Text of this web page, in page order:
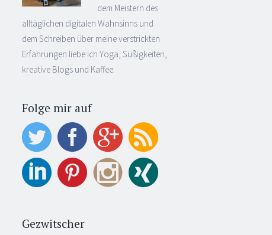
dem Meistern des
alltäglichen digitalen Wahnsinns und
dem Schreiben über meine verstrickten
Erfahrungen liebe ich Yoga, Süßigkeiten,
kreative Blogs und Kaffee.
Folge mir auf
Gezwitscher